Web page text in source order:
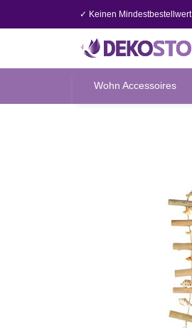
✓ Keinen Mindestbestellwert
Wohn Accessoires